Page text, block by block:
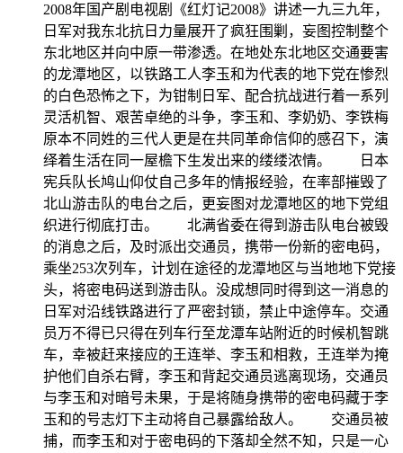
2008年国产剧电视剧《红灯记2008》讲述一九三九年，
日军对我东北抗日力量展开了疯狂围剿，妄图控制整个
东北地区并向中原一带渗透。在地处东北地区交通要害
的龙潭地区，以铁路工人李玉和为代表的地下党在惨烈
的白色恐怖之下，为钳制日军、配合抗战进行着一系列
灵活机智、艰苦卓绝的斗争，李玉和、李奶奶、李铁梅
原本不同姓的三代人更是在共同革命信仰的感召下，演
绎着生活在同一屋檐下生发出来的缕缕浓情。 日本
宪兵队长鸠山仰仗自己多年的情报经验，在率部摧毁了
北山游击队的电台之后，更妄图对龙潭地区的地下党组
织进行彻底打击。 北满省委在得到游击队电台被毁
的消息之后，及时派出交通员，携带一份新的密电码，
乘坐253次列车，计划在途径的龙潭地区与当地地下党接
头，将密电码送到游击队。没成想同时得到这一消息的
日军对沿线铁路进行了严密封锁，禁止中途停车。交通
员万不得已只得在列车行至龙潭车站附近的时候机智跳
车，幸被赶来接应的王连举、李玉和相救，王连举为掩
护他们自杀右臂，李玉和背起交通员逃离现场，交通员
与李玉和对暗号未果，于是将随身携带的密电码藏于李
玉和的号志灯下主动将自己暴露给敌人。 交通员被
捕，而李玉和对于密电码的下落却全然不知，只是一心